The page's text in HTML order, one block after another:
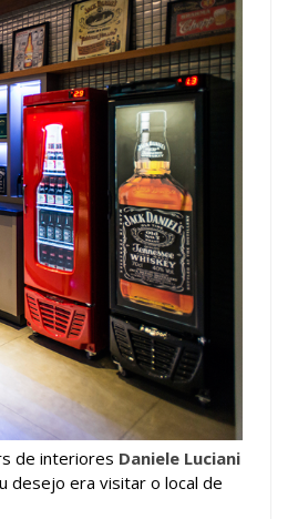
de interiores Daniele Luciani
desejo era visitar o local de